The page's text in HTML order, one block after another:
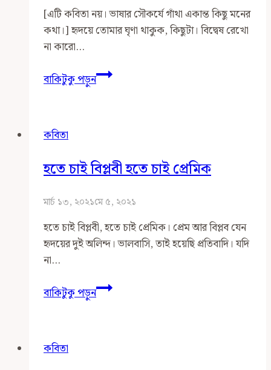
[এটি কবিতা নয়। ভাষার সৌকর্যে গাঁথা একান্ত কিছু মনের
কথা।] হৃদয়ে তোমার ঘৃণা থাকুক, কিছুটা। বিদ্বেষ রেখো
না কারো…
বাকিটুকু পড়ুনআজন্ম
প্রেমিক,
কবিতা
হতে চাই বিপ্লবী হতে চাই প্রেমিক
মার্চ ১৩, ২০২১মে ৫, ২০২১
হতে চাই বিপ্লবী, হতে চাই প্রেমিক। প্রেম আর বিপ্লব যেন
হৃদয়ের দুই অলিন্দ। ভালবাসি, তাই হয়েছি প্রতিবাদি। যদি
না…
বাকিটুকু পড়ুনহতে
চাই
কবিতা